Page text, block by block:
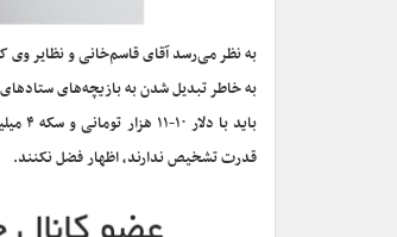
به نظر می‌رسد آقای قاسم‌خانی و نظایر وی
به خاطر تبدیل شدن به بازیچه‌های
قدرت تشخیص ندارند، اظهار فضل نکنند.